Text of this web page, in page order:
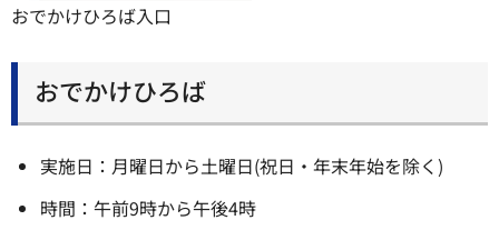
おでかけひろば入口
おでかけひろば
実施日：月曜日から土曜日(祝日・年末年始を除く)
時間：午前9時から午後4時